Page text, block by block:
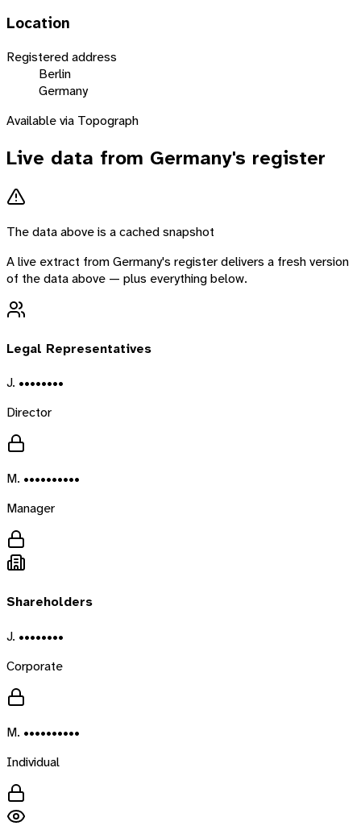
Location
Registered address
Berlin
Germany
Available via Topograph
Live data from Germany's register
The data above is a cached snapshot
A live extract fromGermany's register delivers a fresh version
of the data above — plus everything below.
Legal Representatives
J. ••••••••
Director
M. ••••••••••
Manager
Shareholders
J. ••••••••
Corporate
M. ••••••••••
Individual